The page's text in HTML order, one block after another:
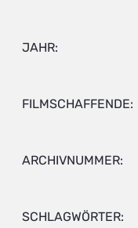
JAHR:
FILMSCHAFFENDE:
ARCHIVNUMMER:
SCHLAGWÖRTER: